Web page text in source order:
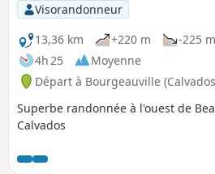
Visorandonneur
13,36 km
+220 m
-225 m
4h 25
Moyenne
Départ à Bourgeauville
Superbe randonnée à l'ouest de
Calvados